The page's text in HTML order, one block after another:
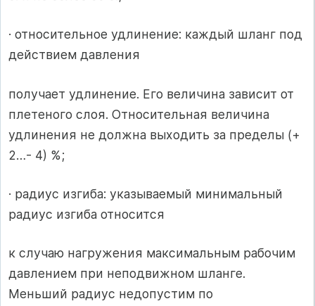
· относительное удлинение: каждый шланг под
действием давления
получает удлинение. Его величина зависит от
плетеного слоя. Относительная величина
удлинения не должна выходить за пределы (+
2…- 4) %;
· радиус изгиба: указываемый минимальный
радиус изгиба относится
к случаю нагружения максимальным рабочим
давлением при неподвижном шланге.
Меньший радиус недопустим по